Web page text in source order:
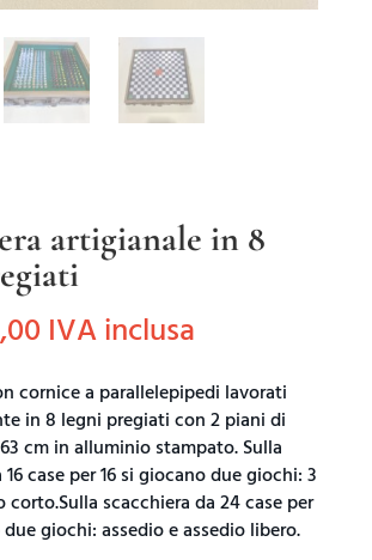
artigianale in 8
IVA inclusa
cornice a parallelepipedi lavorati
in 8 legni pregiati con 2 piani di
cm in alluminio stampato. Sulla
case per 16 si giocano due giochi: 3
corto.Sulla scacchiera da 24 case per
giochi: assedio e assedio libero.